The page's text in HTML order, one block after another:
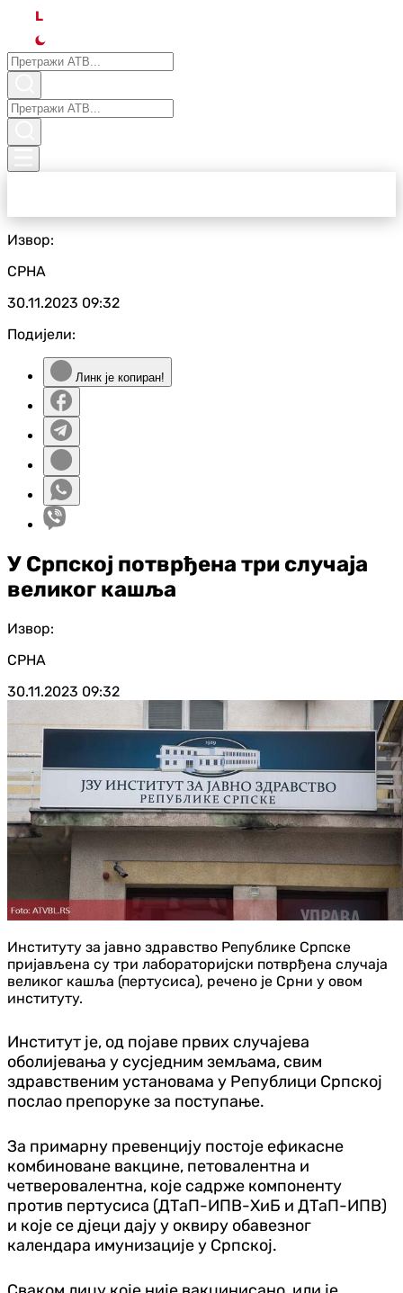
L
Извор:
СРНА
30.11.2023 09:32
Подијели:
Линк је копиран!
У Српској потврђена три случаја
великог кашља
Извор:
СРНА
30.11.2023 09:32
Институту за јавно здравство Републике Српске
пријављена су три лабораторијски потврђена случаја
великог кашља (пертусиса), речено је Срни у овом
институту.
Институт је, од појаве првих случајева
оболијевања у сусједним земљама, свим
здравственим установама у Републици Српској
послао препоруке за поступање.
За примарну превенцију постоје ефикасне
комбиноване вакцине, петовалентна и
четверовалентна, које садрже компоненту
против пертусиса (ДТаП-ИПВ-ХиБ и ДТаП-ИПВ)
и које се дјеци дају у оквиру обавезног
календара имунизације у Српској.